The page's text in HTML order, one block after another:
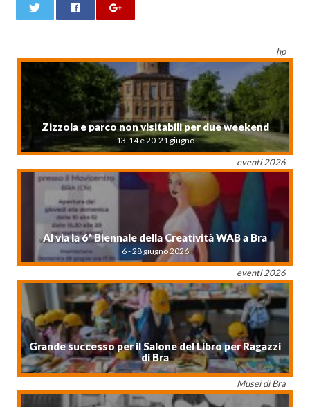
hp
Zizzola e parco non visitabili per due weekend
13-14 e 20-21 giugno
eventi 2026
Al via la 6ª Biennale della Creatività WAB a Bra
6 - 28 giugno 2026
eventi 2026
Grande successo per il Salone del Libro per Ragazzi
di Bra
Musei di Bra